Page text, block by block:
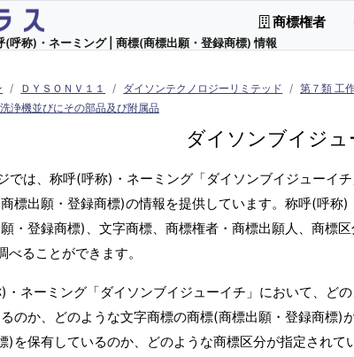
(呼称)・ネーミング | 商標(商標出願・登録商標) 情報
商標権者
ＤＹＳＯＮＶ１１ ダイソンテクノロジーリミテッド
第７類 工
浄機並びにその部品及び附属品
ダイソンブイジュ
では、称呼(呼称)・ネーミング「ダイソンブイジューイ
標出願・登録商標)の情報を提供しています。称呼(呼称
・登録商標)、文字商標、商標権者・商標出願人、商標
べることができます。
・ネーミング「ダイソンブイジューイチ」において、ど
のか、どのような文字商標の商標(商標出願・登録商標)
)を保有しているのか、どのような商標区分が指定され